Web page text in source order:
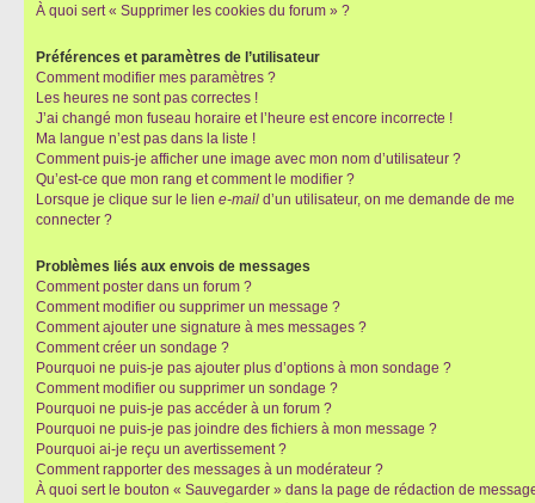
À quoi sert « Supprimer les cookies du forum » ?
Préférences et paramètres de l’utilisateur
Comment modifier mes paramètres ?
Les heures ne sont pas correctes !
J’ai changé mon fuseau horaire et l’heure est encore incorrecte !
Ma langue n’est pas dans la liste !
Comment puis-je afficher une image avec mon nom d’utilisateur ?
Qu’est-ce que mon rang et comment le modifier ?
Lorsque je clique sur le lien e-mail d’un utilisateur, on me demande de me
connecter ?
Problèmes liés aux envois de messages
Comment poster dans un forum ?
Comment modifier ou supprimer un message ?
Comment ajouter une signature à mes messages ?
Comment créer un sondage ?
Pourquoi ne puis-je pas ajouter plus d’options à mon sondage ?
Comment modifier ou supprimer un sondage ?
Pourquoi ne puis-je pas accéder à un forum ?
Pourquoi ne puis-je pas joindre des fichiers à mon message ?
Pourquoi ai-je reçu un avertissement ?
Comment rapporter des messages à un modérateur ?
À quoi sert le bouton « Sauvegarder » dans la page de rédaction de